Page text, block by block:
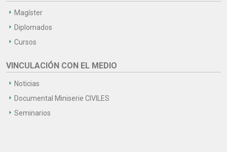
Magíster
Diplomados
Cursos
VINCULACIÓN CON EL MEDIO
Noticias
Documental Miniserie CIVILES
Seminarios